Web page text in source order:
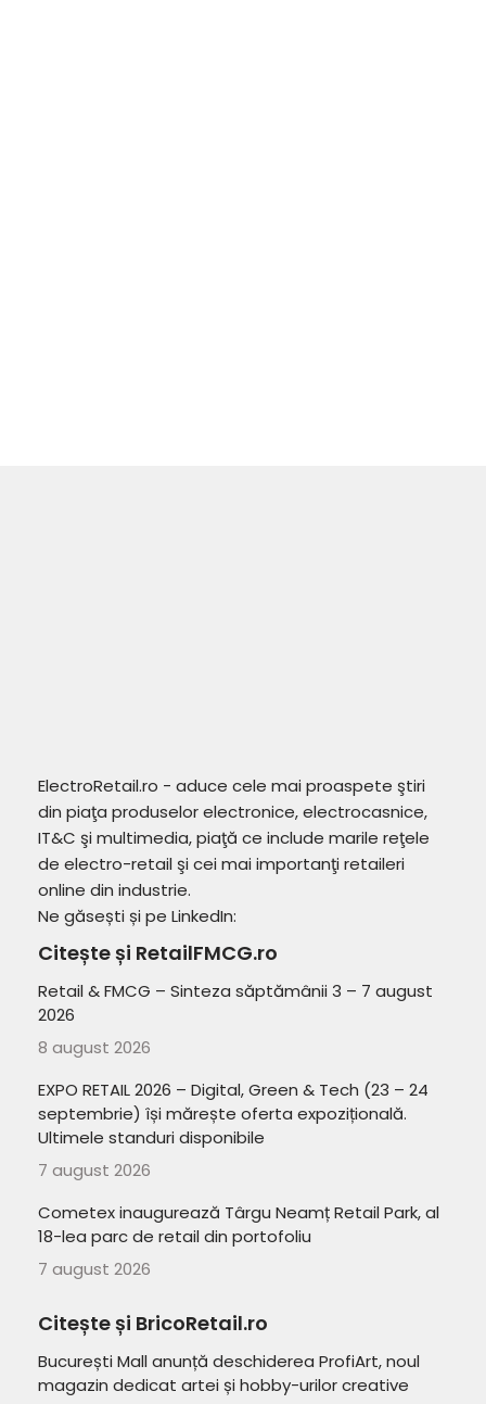
ElectroRetail.ro - aduce cele mai proaspete ştiri
din piaţa produselor electronice, electrocasnice,
IT&C şi multimedia, piaţă ce include marile reţele
de electro-retail şi cei mai importanţi retaileri
online din industrie.
Ne găsești și pe LinkedIn:
Citește și RetailFMCG.ro
Retail & FMCG – Sinteza săptămânii 3 – 7 august
2026
8 august 2026
EXPO RETAIL 2026 – Digital, Green & Tech (23 – 24
septembrie) își mărește oferta expozițională.
Ultimele standuri disponibile
7 august 2026
Cometex inaugurează Târgu Neamț Retail Park, al
18-lea parc de retail din portofoliu
7 august 2026
Citește și BricoRetail.ro
București Mall anunță deschiderea ProfiArt, noul
magazin dedicat artei și hobby-urilor creative